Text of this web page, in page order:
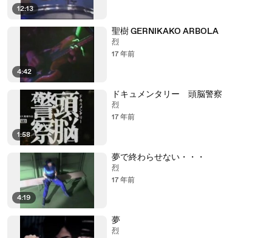
12:13
4:42
聖樹 GERNIKAKO ARBOLA
烈
17 年前
1:58
ドキュメンタリー 頭脳警察
烈
17 年前
4:19
夢で終わらせない・・・
烈
17 年前
夢
烈